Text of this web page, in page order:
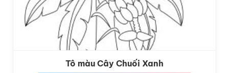
Tô màu Cây Chuối Xanh